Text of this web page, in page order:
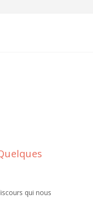
qui nous